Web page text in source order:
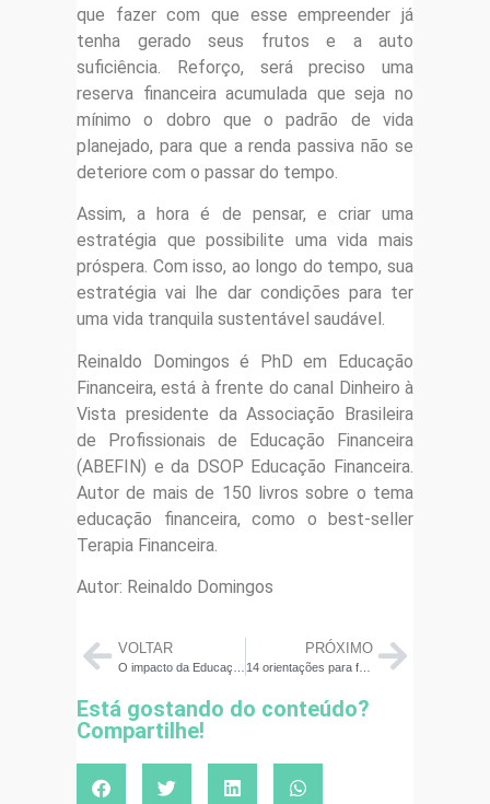
que fazer com que esse empreender já
tenha gerado seus frutos e a auto
suficiência. Reforço, será preciso uma
reserva financeira acumulada que seja no
mínimo o dobro que o padrão de vida
planejado, para que a renda passiva não se
deteriore com o passar do tempo.
Assim, a hora é de pensar, e criar uma
estratégia que possibilite uma vida mais
próspera. Com isso, ao longo do tempo, sua
estratégia vai lhe dar condições para ter
uma vida tranquila sustentável saudável.
Reinaldo Domingos é PhD em Educação
Financeira, está à frente do canal Dinheiro à
Vista presidente da Associação Brasileira
de Profissionais de Educação Financeira
(ABEFIN) e da DSOP Educação Financeira.
Autor de mais de 150 livros sobre o tema
educação financeira, como o best-seller
Terapia Financeira.
Autor: Reinaldo Domingos
VOLTAR PRÓXIMO
14 orientações para fugir das dívidas e dos golpes na Semana do Brasil
Está gostando do conteúdo?
Compartilhe!